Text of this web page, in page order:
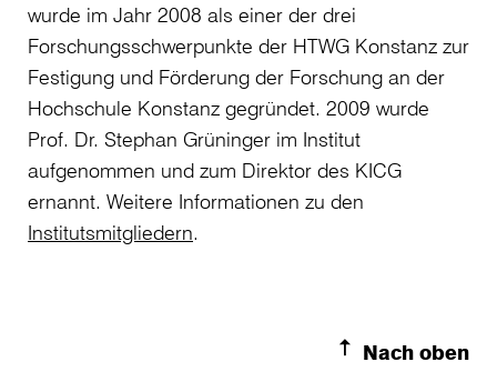
wurde im Jahr 2008 als einer der drei
Forschungsschwerpunkte der HTWG Konstanz zur
Festigung und Förderung der Forschung an der
Hochschule Konstanz gegründet. 2009 wurde
Prof. Dr. Stephan Grüninger im Institut
aufgenommen und zum Direktor des KICG
ernannt. Weitere Informationen zu den
Institutsmitgliedern.
Nach oben